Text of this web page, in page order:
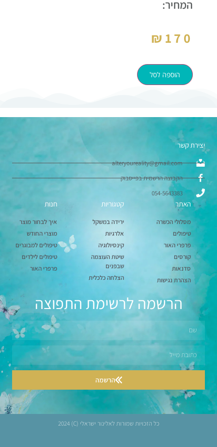
המחיר:
₪ 170
הוספה לסל
יצירת קשר
alteryoureality@gmail.com
הקבוצה הרשמית בפייסבוק
054-5643383
האתר
מסלולי הכשרה
טיפולים
פרפרי האור
קורסים
סדנאות
הצהרת נגישות
קטגוריות
ירידה במשקל
אלרגיות
קינסיולוגיה
שיטת העוצמה
שבפנים
הצלחה כלכלית
חנות
איך לבחור מוצר
מוצרי החודש
טיפולים למבוגרים
טיפולים לילדים
פרפרי האור
הרשמה לרשימת התפוצה
הרשמה
כל הזכויות שמורות לאלינור ישראלי (C) 2024